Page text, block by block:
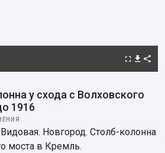
у схода с Волховского
1916
Новгород. Столб-колонна
моста в Кремль.